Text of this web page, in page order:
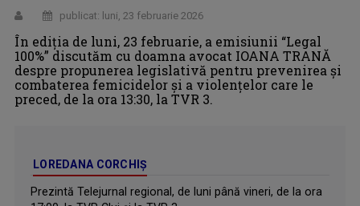
publicat: luni, 23 februarie 2026
În ediția de luni, 23 februarie, a emisiunii “Legal
100%” discutăm cu doamna avocat IOANA TRANĂ
despre propunerea legislativă pentru prevenirea și
combaterea femicidelor și a violențelor care le
preced, de la ora 13:30, la TVR 3.
LOREDANA CORCHIȘ
Prezintă Telejurnal regional, de luni până vineri, de la ora